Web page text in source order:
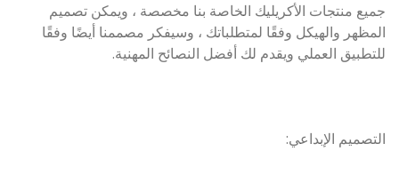
جميع منتجات الأكريليك الخاصة بنا مخصصة ، ويمكن تصميم
المظهر والهيكل وفقًا لمتطلباتك ، وسيفكر مصممنا أيضًا وفقًا
للتطبيق العملي ويقدم لك أفضل النصائح المهنية.
التصميم الإبداعي: